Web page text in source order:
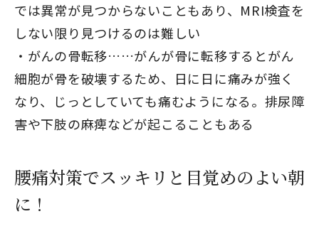
では異常が見つからないこともあり、MRI検査を
しない限り見つけるのは難しい
がんの骨転移……がんが骨に転移するとがん
細胞が骨を破壊するため、日に日に痛みが強く
なり、じっとしていても痛むようになる。排尿障
害や下肢の麻痺などが起こることもある
腰痛対策でスッキリと目覚めのよい朝
に！